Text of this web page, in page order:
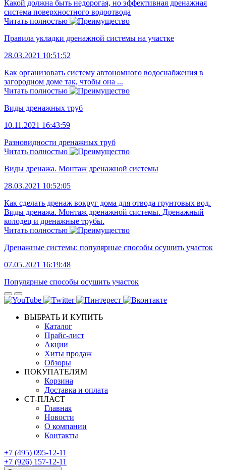
Какой должна быть недорогая, но эффективная дренажная
система поверхностного водоотвода
Читать полностью
Правила укладки дренажной системы на участке
28.03.2021 10:51:52
Как организовать систему автономного водоснабжения в
загородном доме так, чтобы она ...
Читать полностью
Виды дренажных труб
10.11.2021 16:43:59
Разновидности дренажных труб
Читать полностью
Виды дренажа. Монтаж дренажной системы
28.03.2021 10:52:05
Как сделать дренаж вокруг дома для отвода грунтовых вод.
Виды дренажа. Монтаж дренажной системы. Дренажный
колодец и дренажные трубы.
Читать полностью
Дренажные системы: популярные способы осушить участок
07.05.2021 16:19:48
Популярные способы осушить участок
ВЫБРАТЬ И КУПИТЬ
Каталог
Прайс-лист
Акции
Хиты продаж
Обзоры
ПОКУПАТЕЛЯМ
Корзина
Доставка и оплата
СТ-ПЛАСТ
Главная
Новости
О компании
Контакты
+7 (495) 095-12-11
+7 (926) 157-12-11